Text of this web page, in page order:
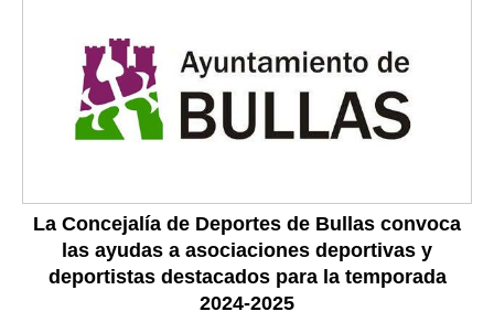
La Concejalía de Deportes de Bullas convoca
las ayudas a asociaciones deportivas y
deportistas destacados para la temporada
2024-2025